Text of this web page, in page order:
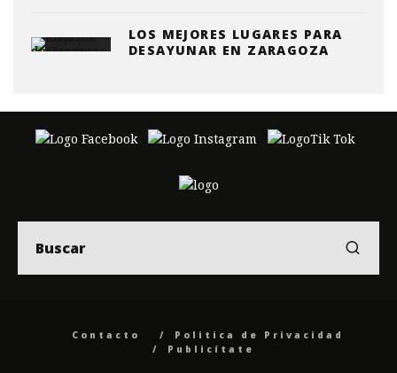
LOS MEJORES LUGARES PARA
DESAYUNAR EN ZARAGOZA
Contacto
Politica de Privacidad
Publicítate